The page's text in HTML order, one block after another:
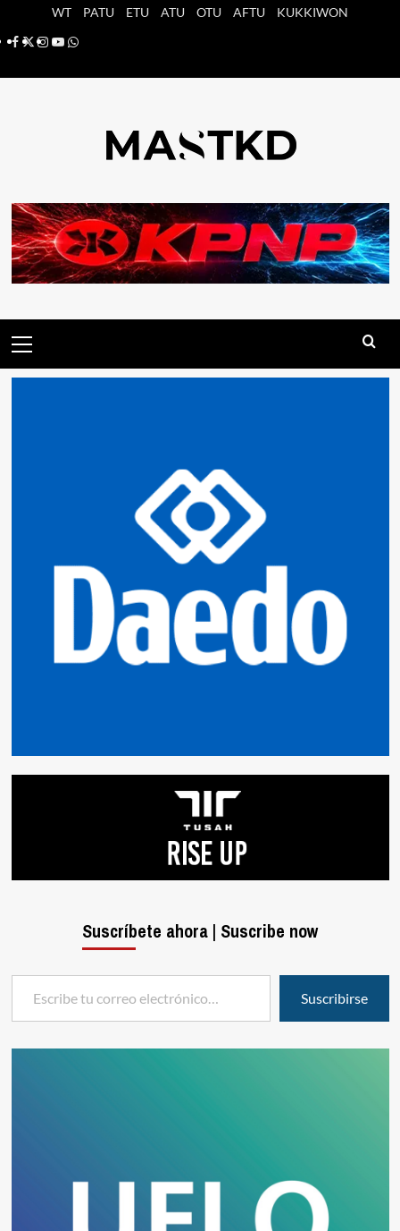
WT PATU ETU ATU OTU AFTU
KUKKIWON
Facebook
X Instagram
YouTube
Whatsapp
principal
Suscríbete ahora | Suscribe now
Escribe tu correo electrónico…
Suscribirse